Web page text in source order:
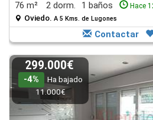
76 m² 2 dorm. 1 baños Hace
Oviedo. A 5 Kms. de Lugones
Contactar
299.000€
-4%
Ha bajado
11.000€